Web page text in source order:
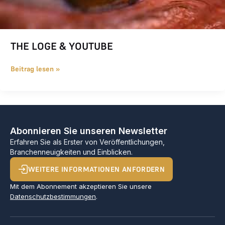
THE LOGE & YOUTUBE
Beitrag lesen »
Abonnieren Sie unseren Newsletter
Erfahren Sie als Erster von Veröffentlichungen,
Branchenneuigkeiten und Einblicken.
WEITERE INFORMATIONEN ANFORDERN
Mit dem Abonnement akzeptieren Sie unsere
Datenschutzbestimmungen.